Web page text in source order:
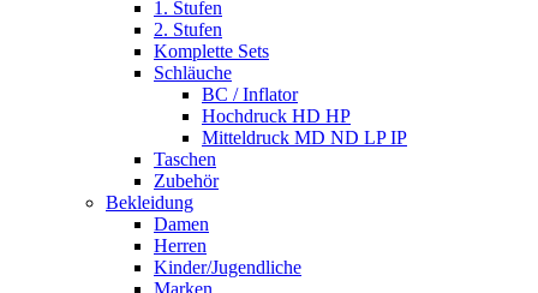
1. Stufen
2. Stufen
Komplette Sets
Schläuche
BC / Inflator
Hochdruck HD HP
Mitteldruck MD ND LP IP
Taschen
Zubehör
Bekleidung
Damen
Herren
Kinder/Jugendliche
Marken